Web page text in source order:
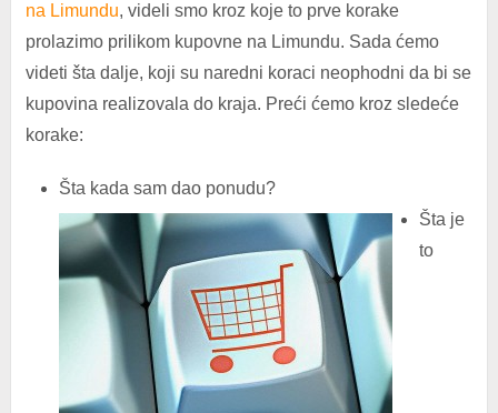
na Limundu, videli smo kroz koje to prve korake
prolazimo prilikom kupovne na Limundu. Sada ćemo
videti šta dalje, koji su naredni koraci neophodni da bi se
kupovina realizovala do kraja. Preći ćemo kroz sledeće
korake:
Šta kada sam dao ponudu?
Šta je
to